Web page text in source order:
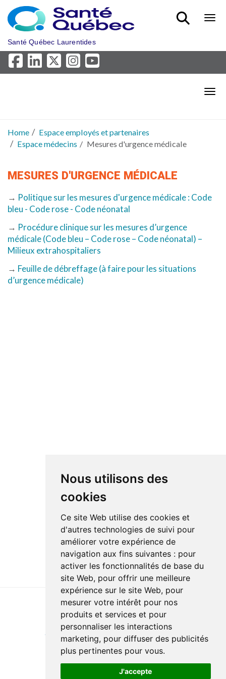
Nous utilisons des
cookies
Ce site Web utilise des cookies et
d'autres technologies de suivi pour
améliorer votre expérience de
navigation aux fins suivantes : pour
activer les fonctionnalités de base du
site Web, pour offrir une meilleure
expérience sur le site Web, pour
mesurer votre intérêt pour nos
produits et services et pour
personnaliser les interactions
marketing, pour diffuser des publicités
plus pertinentes pour vous.
J'accepte
Skip to main content
Santé Québec Laurentides
Home
Espace employés et partenaires
Espace médecins
Mesures d'urgence médicale
MESURES D'URGENCE MÉDICALE
→ Politique sur les mesures d'urgence médicale : Code
bleu - Code rose - Code néonatal
→ Procédure clinique sur les mesures d’urgence
médicale (Code bleu – Code rose – Code néonatal) –
Milieux extrahospitaliers
→ Feuille de débreffage (à faire pour les situations
d’urgence médicale)
Last update : 25 March 2026
Accessibility
Website development